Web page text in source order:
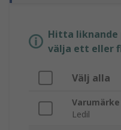
Hitta
välja ett eller
Välj alla
Varumärke
Ledil